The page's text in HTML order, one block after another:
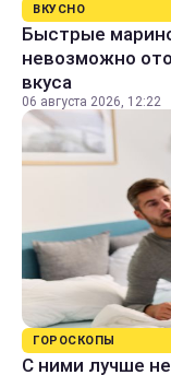
ВКУСНО
Быстрые
невозможно
вкуса
06 августа 2026, 12:22
ГОРОСКОПЫ
С ними лучше